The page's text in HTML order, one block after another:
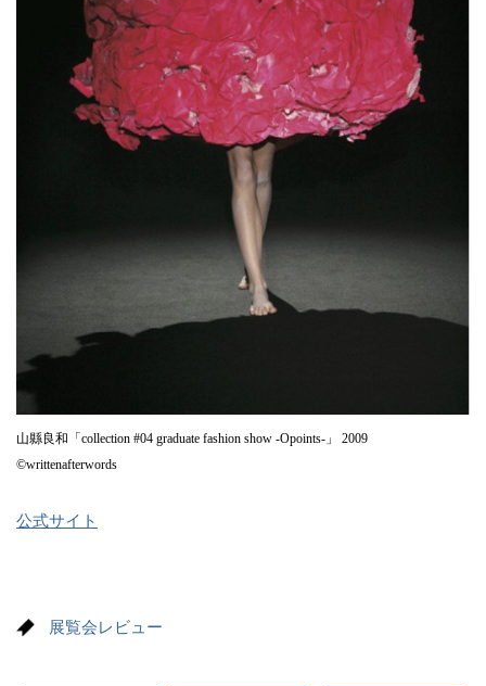
山縣良和「collection #04 graduate fashion show -Opoints-」 2009
©writtenafterwords
公式サイト
展覧会レビュー